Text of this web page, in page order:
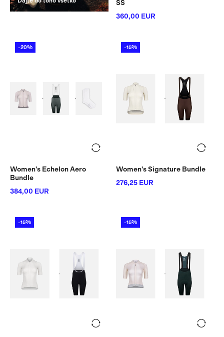
SS
360,00 EUR
-20%
Women's Echelon Aero
Bundle
384,00 EUR
-15%
Women's Signature Bundle
276,25 EUR
-15% -15%